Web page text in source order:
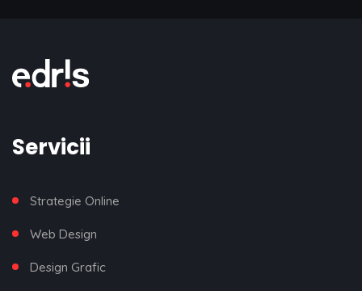
Servicii
Strategie Online
Web Design
Design Grafic